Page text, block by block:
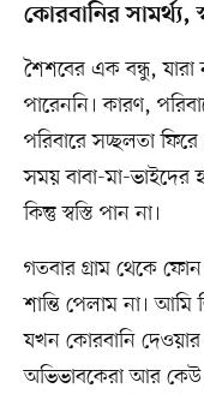
কোরবানির সামর্থ্য,
শৈশবের এক বন্ধু, যারা
পারেননি। কারণ,
পরিবারে সচ্ছলতা
সময় বাবা-মা-ভাইদের
কিন্তু স্বস্তি পান না।
গতবার গ্রাম থেকে
শান্তি পেলাম না।
যখন কোরবানি
অভিভাবকেরা আর